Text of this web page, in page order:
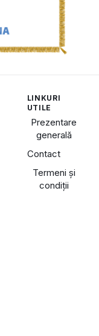
LINKURI
UTILE
Prezentare
generală
Contact
Termeni și
condiții